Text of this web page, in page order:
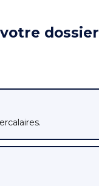
dossier